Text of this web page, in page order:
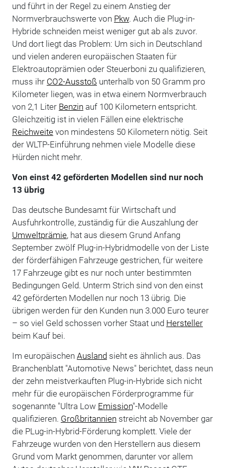
und führt in der Regel zu einem Anstieg der
Normverbrauchswerte von Pkw. Auch die Plug-in-
Hybride schneiden meist weniger gut ab als zuvor.
Und dort liegt das Problem: Um sich in Deutschland
und vielen anderen europäischen Staaten für
Elektroautoprämien oder Steuerboni zu qualifizieren,
muss ihr CO2-Ausstoß unterhalb von 50 Gramm pro
Kilometer liegen, was in etwa einem Normverbrauch
von 2,1 Liter Benzin auf 100 Kilometern entspricht.
Gleichzeitig ist in vielen Fällen eine elektrische
Reichweitevon mindestens 50 Kilometern nötig. Seit
der WLTP-Einführung nehmen viele Modelle diese
Hürden nicht mehr.
Von einst 42 geförderten Modellen sind nur noch
13 übrig
Das deutsche Bundesamt für Wirtschaft und
Ausfuhrkontrolle, zuständig für die Auszahlung der
Umweltprämie, hat aus diesem Grund Anfang
September zwölf Plug-in-Hybridmodelle von der Liste
der förderfähigen Fahrzeuge gestrichen, für weitere
17 Fahrzeuge gibt es nur noch unter bestimmten
Bedingungen Geld. Unterm Strich sind von den einst
42 geförderten Modellen nur noch 13 übrig. Die
übrigen werden für den Kunden nun 3.000 Euro teurer
– so viel Geld schossen vorher Staat und Hersteller
beim Kauf bei.
Im europäischen Auslandsieht es ähnlich aus. Das
Branchenblatt "Automotive News" berichtet, dass neun
der zehn meistverkauften Plug-in-Hybride sich nicht
mehr für die europäischen Förderprogramme für
sogenannte "Ultra Low Emission"-Modelle
qualifizieren. Großbritannien streicht ab November gar
die PLug-in-Hybrid-Förderung komplett. Viele der
Fahrzeuge wurden von den Herstellern aus diesem
Grund vom Markt genommen, darunter vor allem